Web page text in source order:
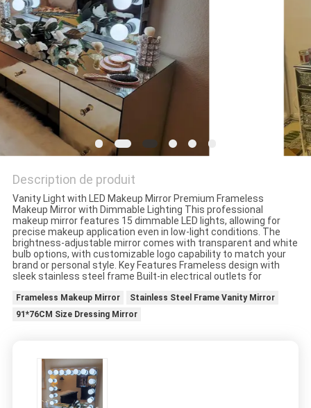
CONTACT
NOUVELLES
TOUS
LES
CAS
DEMANDE
DE
SOUMISSION
SITEMAP
MATIÈRE
Description de produit
Vanity Light with LED Makeup Mirror Premium Frameless
Makeup Mirror with Dimmable Lighting This professional
makeup mirror features 15 dimmable LED lights, allowing for
precise makeup application even in low-light conditions. The
brightness-adjustable mirror comes with transparent and white
bulb options, with customizable logo capability to match your
brand or personal style. Key Features Frameless design with
sleek stainless steel frame Built-in electrical outlets for
Frameless Makeup Mirror
Stainless Steel Frame Vanity Mirror
91*76CM Size Dressing Mirror